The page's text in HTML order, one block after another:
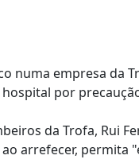
numa empresa da
por
da Trofa, Rui
arrefecer, permita